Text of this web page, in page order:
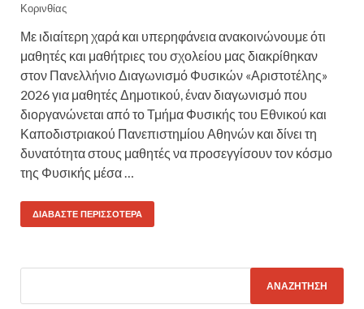
Κορινθίας
Με ιδιαίτερη χαρά και υπερηφάνεια ανακοινώνουμε ότι
μαθητές και μαθήτριες του σχολείου μας διακρίθηκαν
στον Πανελλήνιο Διαγωνισμό Φυσικών «Αριστοτέλης»
2026 για μαθητές Δημοτικού, έναν διαγωνισμό που
διοργανώνεται από το Τμήμα Φυσικής του Εθνικού και
Καποδιστριακού Πανεπιστημίου Αθηνών και δίνει τη
δυνατότητα στους μαθητές να προσεγγίσουν τον κόσμο
της Φυσικής μέσα …
ΔΙΑΒΆΣΤΕ ΠΕΡΙΣΣΌΤΕΡΑ